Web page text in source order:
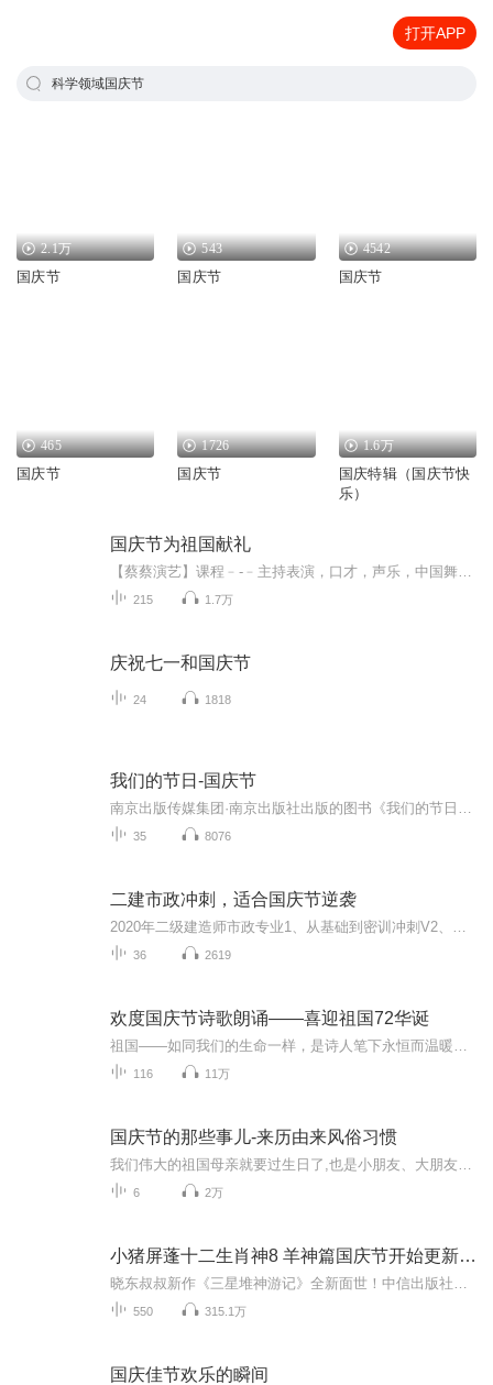
打开APP
科学领域国庆节
2.1万
国庆节
543
国庆节
4542
国庆节
465
国庆节
1726
国庆节
1.6万
国庆特辑（国庆节快
乐）
国庆节为祖国献礼
215 1.7万
庆祝七一和国庆节
24 1818
我们的节日-国庆节
35 8076
二建市政冲刺，适合国庆节逆袭
36 2619
欢度国庆节诗歌朗诵——喜迎祖国72华诞
116 11万
国庆节的那些事儿-来历由来风俗习惯
6 2万
小猪屏蓬十二生肖神8 羊神篇国庆节开始更新啦！
550 315.1万
国庆佳节欢乐的瞬间